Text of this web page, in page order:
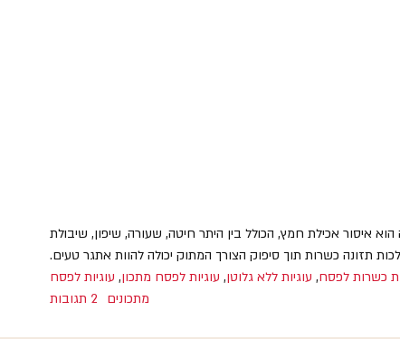
איסור אכילת חמץ, הכולל בין היתר חיטה, שעורה, שיפון, שיבולת
תזונה כשרות תוך סיפוק הצורך המתוק יכולה להוות אתגר טעים.
כשרות לפסח, עוגיות ללא גלוטן, עוגיות לפסח מתכון, עוגיות לפסח
מתכונים
2 תגובות